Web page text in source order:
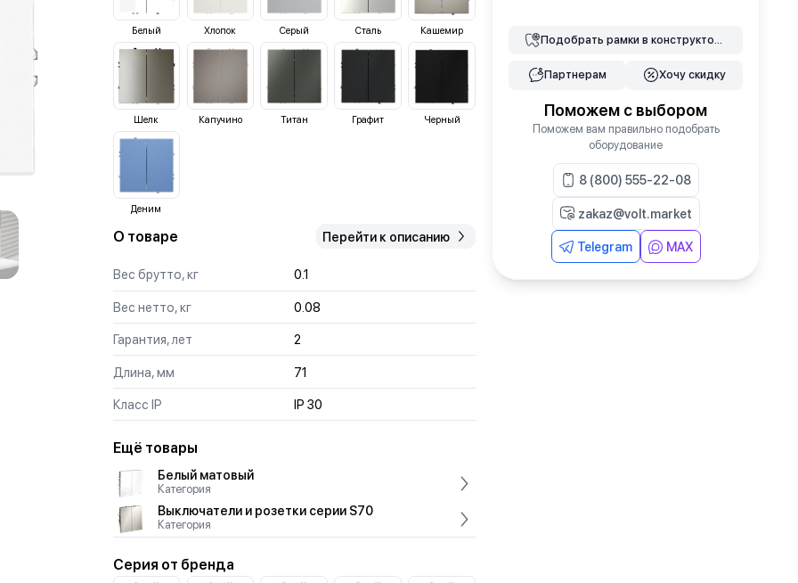
Белый Хлопок Серый Сталь Кашемир
Шелк Капучино Титан Графит Черный
Деним
О товаре Перейти к описанию
Вес брутто, кг 0.1
Вес нетто, кг 0.08
Гарантия, лет 2
Длина, мм 71
Класс IP IP 30
Ещё товары
Белый матовый
Категория
Выключатели и розетки серии S70
Категория
Серия от бренда
Подобрать рамки в конструкторе
Партнерам Хочу скидку
Поможем с выбором
Поможем вам правильно подобрать
оборудование
8 (800) 555-22-08
zakaz@volt.market
Telegram MAX